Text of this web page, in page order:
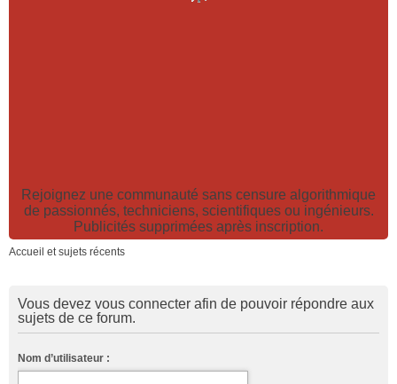
Rejoignez une communauté sans censure algorithmique
de passionnés, techniciens, scientifiques ou ingénieurs.
Publicités supprimées après inscription.
Accueil et sujets récents
Vous devez vous connecter afin de pouvoir répondre aux
sujets de ce forum.
Nom d’utilisateur :